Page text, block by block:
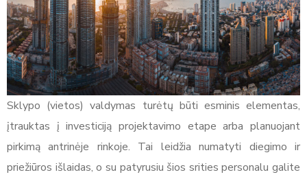
Sklypo (vietos) valdymas turėtų būti esminis elementas,
įtrauktas į investiciją projektavimo etape arba planuojant
pirkimą antrinėje rinkoje. Tai leidžia numatyti diegimo ir
priežiūros išlaidas, o su patyrusiu šios srities personalu galite